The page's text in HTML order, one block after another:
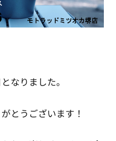
なりました。
とうございます！